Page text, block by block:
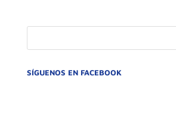
SÍGUENOS EN FACEBOOK